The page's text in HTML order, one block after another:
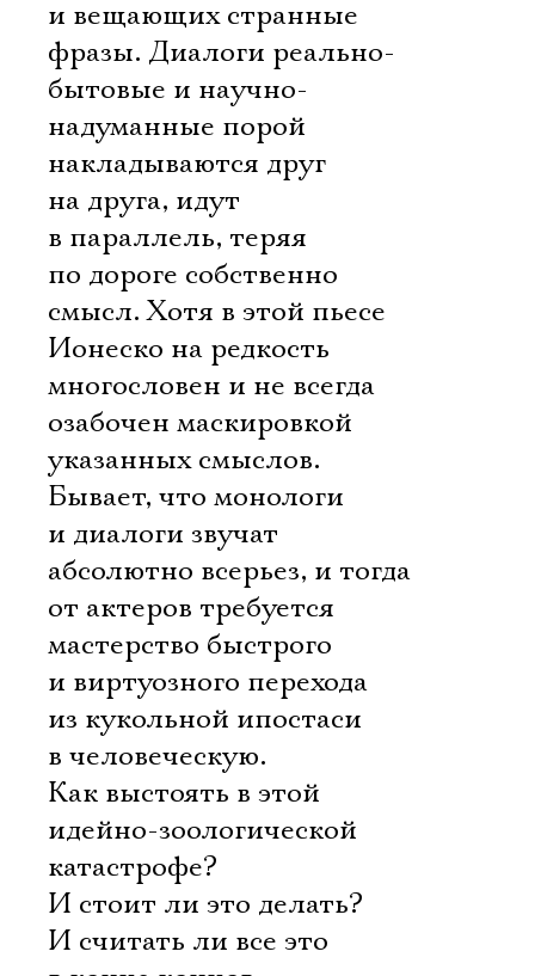
и вещающих странные
фразы. Диалоги реально-
бытовые и научно-
надуманные порой
накладываются друг
на друга, идут
в параллель, теряя
по дороге собственно
смысл. Хотя в этой пьесе
Ионеско на редкость
многословен и не всегда
озабочен маскировкой
указанных смыслов.
Бывает, что монологи
и диалоги звучат
абсолютно всерьез, и тогда
от актеров требуется
мастерство быстрого
и виртуозного перехода
из кукольной ипостаси
в человеческую.
Как выстоять в этой
идейно-зоологической
катастрофе?
И стоит ли это делать?
И считать ли все это